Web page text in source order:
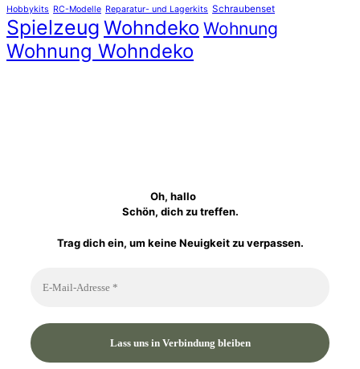
Hobbykits RC-Modelle Reparatur- und Lagerkits Schraubenset
Spielzeug Wohndeko Wohnung
Wohnung Wohndeko
Oh, hallo
Schön, dich zu treffen.
Trag dich ein, um keine Neuigkeit zu verpassen.